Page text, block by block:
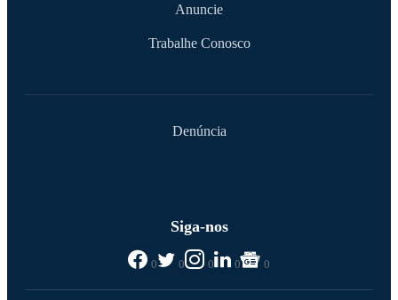
Anuncie
Trabalhe Conosco
Denúncia
Siga-nos
0 0 0 0 0